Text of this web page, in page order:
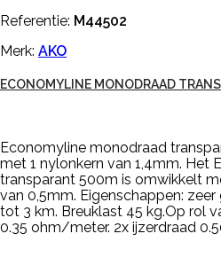
Referentie: M44502
Merk: AKO
ECONOMYLINE MONODRAAD
Economyline monodraad
met 1 nylonkern van 1,4mm. Het
transparant 500m is omwikkelt
van 0,5mm. Eigenschappen:
tot 3 km. Breuklast 45 kg.Op rol
0.35 ohm/meter. 2x ijzerdraad